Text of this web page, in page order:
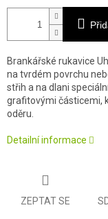
Brankářské rukavice
na tvrdém povrchu
střih a na dlani
grafitovými částicemi,
oděru.
Detailní informace
ZEPTAT SE